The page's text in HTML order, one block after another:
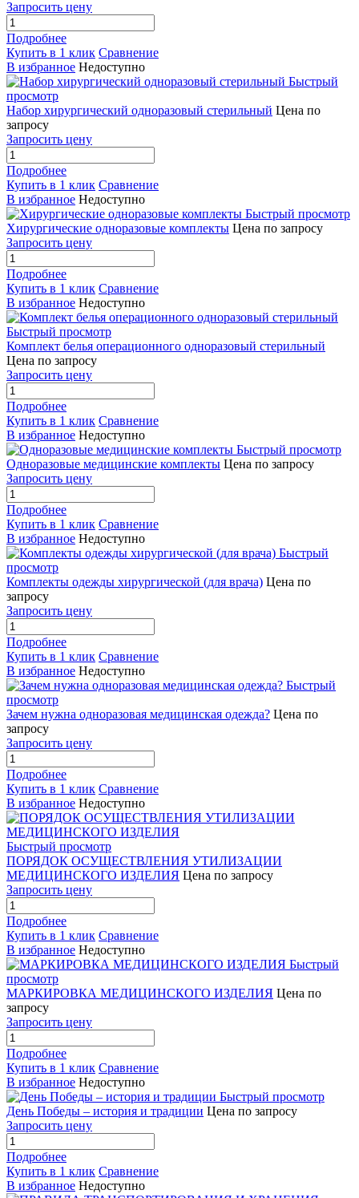
Запросить цену
Подробнее
Купить в 1 клик Сравнение
В избранное Недоступно
Быстрый
просмотр
Набор хирургический одноразовый стерильный Цена по
запросу
Запросить цену
Подробнее
Купить в 1 клик Сравнение
В избранное Недоступно
Быстрый просмотр
Хирургические одноразовые комплекты Цена по запросу
Запросить цену
Подробнее
Купить в 1 клик Сравнение
В избранное Недоступно
Быстрый просмотр
Комплект белья операционного одноразовый стерильный
Цена по запросу
Запросить цену
Подробнее
Купить в 1 клик Сравнение
В избранное Недоступно
Быстрый просмотр
Одноразовые медицинские комплекты Цена по запросу
Запросить цену
Подробнее
Купить в 1 клик Сравнение
В избранное Недоступно
Быстрый
просмотр
Комплекты одежды хирургической (для врача) Цена по
запросу
Запросить цену
Подробнее
Купить в 1 клик Сравнение
В избранное Недоступно
Быстрый
просмотр
Зачем нужна одноразовая медицинская одежда? Цена по
запросу
Запросить цену
Подробнее
Купить в 1 клик Сравнение
В избранное Недоступно
Быстрый просмотр
ПОРЯДОК ОСУЩЕСТВЛЕНИЯ УТИЛИЗАЦИИ
МЕДИЦИНСКОГО ИЗДЕЛИЯ Цена по запросу
Запросить цену
Подробнее
Купить в 1 клик Сравнение
В избранное Недоступно
Быстрый
просмотр
МАРКИРОВКА МЕДИЦИНСКОГО ИЗДЕЛИЯ Цена по
запросу
Запросить цену
Подробнее
Купить в 1 клик Сравнение
В избранное Недоступно
Быстрый просмотр
День Победы – история и традиции Цена по запросу
Запросить цену
Подробнее
Купить в 1 клик Сравнение
В избранное Недоступно